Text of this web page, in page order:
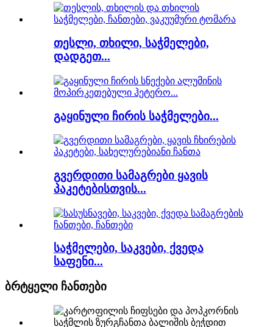
თესლი, თხილი, საჭმელები,
დადგეთ...
გაყინული ჩირის საჭმელები...
გვერდითი სამაგრები ყავის
პაკეტებისთვის...
საჭმელები, საკვები, ქვედა
საფენი...
ბრტყელი ჩანთები